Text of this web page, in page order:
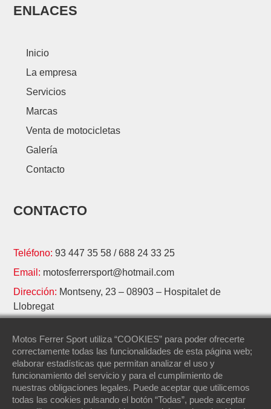
ENLACES
Inicio
La empresa
Servicios
Marcas
Venta de motocicletas
Galería
Contacto
CONTACTO
Teléfono: 93 447 35 58/688 24 33 25
Email: motosferrersport@hotmail.com
Dirección: Montseny, 23 – 08903 – Hospitalet de
Llobregat
Viernes 09:15-13:00 / 15:30-18:00
Motos Ferrer Sport utiliza “COOKIES” para poder ofrecerte
correctamente todas las funcionalidades de esta página web;
elaborar estadísticas que permitan analizar el uso y
funcionamiento del servicio y para el cumplimiento de
nuestras obligaciones legales. Puede aceptar que utilicemos
todas las cookies pulsando el botón “Todas”, puede aceptar